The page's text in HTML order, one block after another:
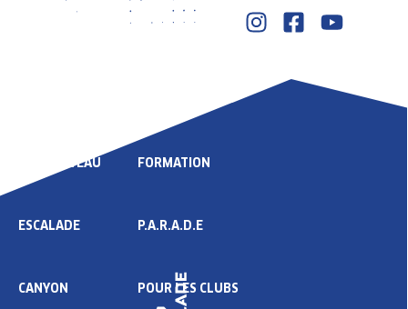
HAUT NIVEAU
ESCALADE
CANYON
FORMATION
P.A.R.A.D.E
POUR LES CLUBS